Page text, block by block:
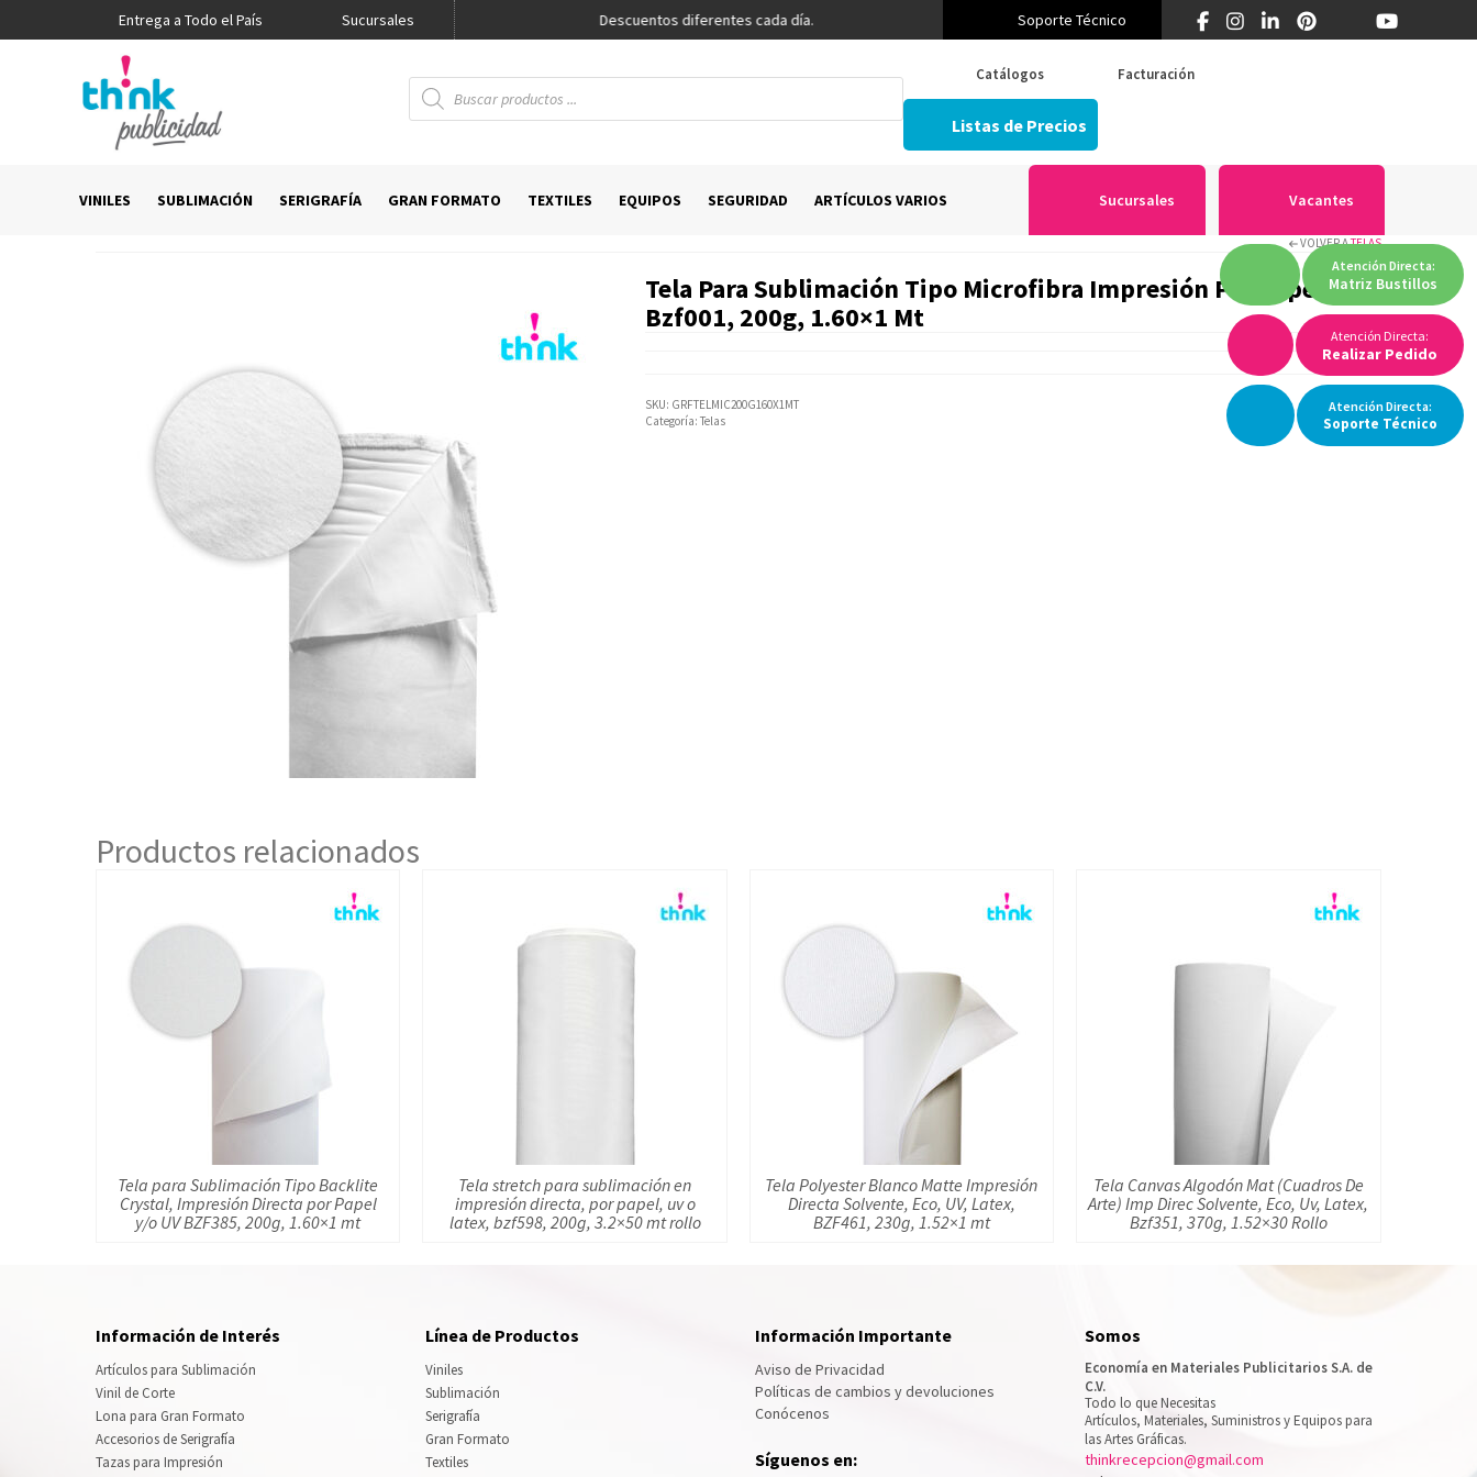
Entrega a Todo el País Sucursales
Promo Think Descuentos diferentes cada día. ¿Primera vez en Think? 55 5519 5346
Soporte Técnico
Atención Directa:
Realizar Pedido
Búsqueda
de
productos
Catálogos Facturación
Listas de Precios
AtenciónDirecta:
Soporte Técnico
VINILES SUBLIMACIÓN SERIGRAFÍA GRAN FORMATO TEXTILES EQUIPOS SEGURIDAD ARTÍCULOS VARIOS Sucursales Vacantes
Atención Directa:
Matriz Bustillos
VOLVER ATELAS
Tela Para Sublimación Tipo Microfibra Impresión Por Papel,
Bzf001, 200g, 1.60×1 Mt
SKU: GRFTELMIC200G160X1MT
Categoría: Telas
Productos relacionados
Tela para Sublimación Tipo Backlite
Crystal, Impresión Directa por Papel
y/o UV BZF385, 200g, 1.60×1 mt
Tela stretch para sublimación en
impresión directa, por papel, uv o
latex, bzf598, 200g, 3.2×50 mt rollo
Tela Polyester Blanco Matte Impresión
Directa Solvente, Eco, UV, Latex,
BZF461, 230g, 1.52×1 mt
Tela Canvas Algodón Mat (Cuadros De
Arte) Imp Direc Solvente, Eco, Uv, Latex,
Bzf351, 370g, 1.52×30 Rollo
Información de Interés
Artículos para Sublimación
Vinil de Corte
Lona para Gran Formato
Accesorios de Serigrafía
Tazas para Impresión
Línea de Productos
Viniles
Sublimación
Serigrafía
Gran Formato
Textiles
Información Importante
Aviso de Privacidad
Políticas de cambios y devoluciones
Conócenos
Síguenos en:
Somos
Economía en Materiales Publicitarios S.A. de
C.V.
Todo lo que Necesitas
Artículos, Materiales, Suministros y Equipos para
las Artes Gráficas.
thinkrecepcion@gmail.com